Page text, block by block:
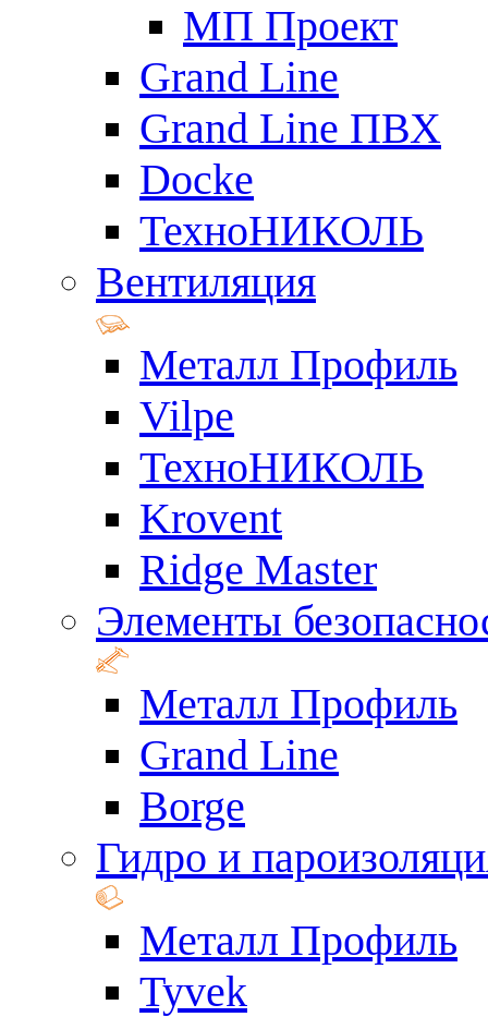
МП Проект
Grand Line
Grand Line ПВХ
Docke
ТехноНИКОЛЬ
Вентиляция
Металл Профиль
Vilpe
ТехноНИКОЛЬ
Krovent
Ridge Master
Элементы
Металл Профиль
Grand Line
Borge
Гидро и
Металл Профиль
Tyvek